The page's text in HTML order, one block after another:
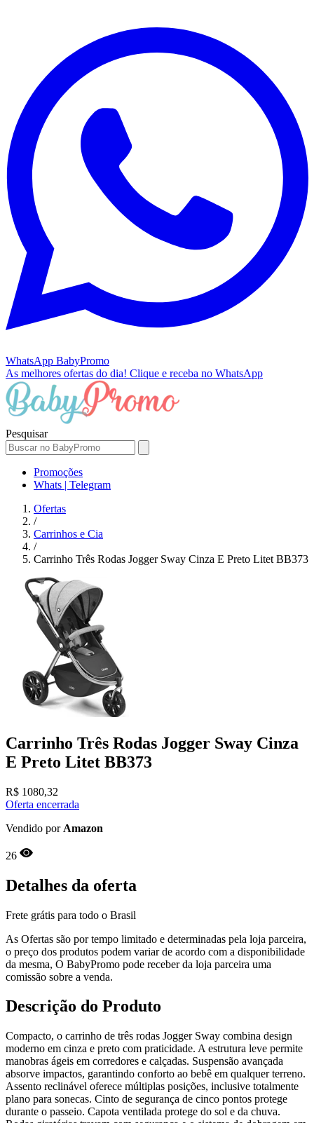
WhatsApp BabyPromo
As melhores ofertas do dia! Clique e receba no WhatsApp
Pesquisar
Promoções
Whats | Telegram
Ofertas
/
Carrinhos e Cia
/
Carrinho Três Rodas Jogger Sway Cinza E Preto Litet BB373
Carrinho Três Rodas Jogger Sway Cinza
E Preto Litet BB373
R$ 1080,32
Oferta encerrada
Vendido por Amazon
26
Detalhes da oferta
Frete grátis para todo o Brasil
As Ofertas são por tempo limitado e determinadas pela loja parceira,
o preço dos produtos podem variar de acordo com a disponibilidade
da mesma, O BabyPromo pode receber da loja parceira uma
comissão sobre a venda.
Descrição do Produto
Compacto, o carrinho de três rodas Jogger Sway combina design
moderno em cinza e preto com praticidade. A estrutura leve permite
manobras ágeis em corredores e calçadas. Suspensão avançada
absorve impactos, garantindo conforto ao bebê em qualquer terreno.
Assento reclinável oferece múltiplas posições, inclusive totalmente
plano para sonecas. Cinto de segurança de cinco pontos protege
durante o passeio. Capota ventilada protege do sol e da chuva.